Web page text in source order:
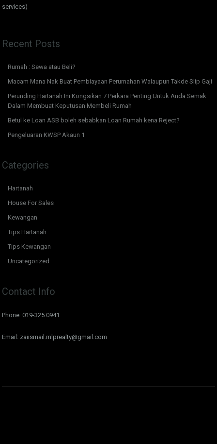
services)
Recent Posts
Rumah : Sewa atau Beli?
Macam Mana Nak Buat Pembiayaan Perumahan Walaupun Takde Slip Gaji
Perunding Hartanah Ini Kongsikan 7 Perkara Penting Untuk Anda Semak
Dalam Membuat Keputusan Membeli Rumah
Betul ke Loan ASB boleh sebabkan Loan Rumah kena Reject?
Pengeluaran KWSP Akaun 1
Categories
Hartanah
House For Sales
Kewangan
Tips Hartanah
Tips Kewangan
Uncategorized
Contact Info
Phone: 019-325 0941
Email: zaiismail.mlprealty@gmail.com